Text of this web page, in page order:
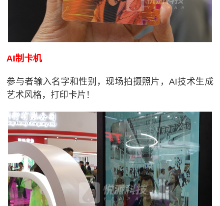
AI制卡机
参与者输入名字和性别，现场拍摄照片，AI技术生成
艺术风格，打印卡片！